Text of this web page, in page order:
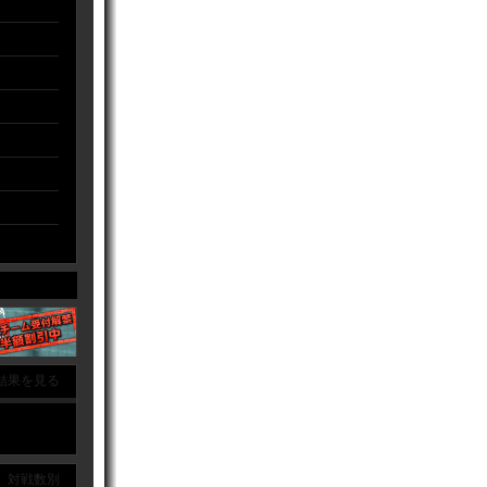
果を見る
対戦数別